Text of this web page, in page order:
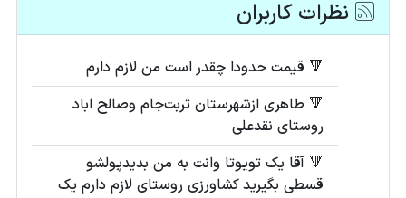
نظرات کاربران
🔻 قیمت حدودا چقدر است من لازم دارم
🔻 طاهری ازشهرستان تربت‌جام وصالح اباد
روستای نقدعلی
🔻 آقا یک تویوتا وانت به من بدیدپولشو
قسطی بگیرید کشاورزی روستای لازم دارم یک